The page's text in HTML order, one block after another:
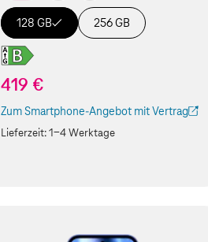
128 GB 256 GB
419 €
Zum Smartphone-Angebot mit Vertrag
(Der Link wird in einem neuen Tab geöffnet)
Lieferzeit:1-4 Werktage